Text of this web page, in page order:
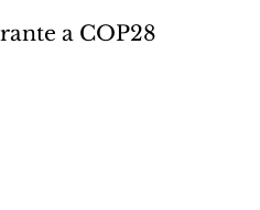
a COP28